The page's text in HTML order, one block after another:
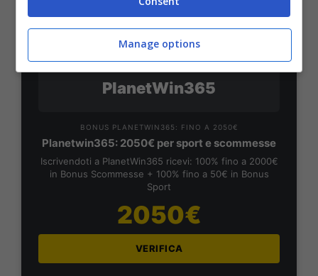
PlanetWin365
BONUS PLANETWIN365: FINO A 2050€
Planetwin365: 2050€ per sport e scommesse
Iscrivendoti a PlanetWin365 ricevi: 100% fino a 2000€
in Bonus Scommesse + 100% fino a 50€ in Bonus
Sport
2050€
VERIFICA
Manage options